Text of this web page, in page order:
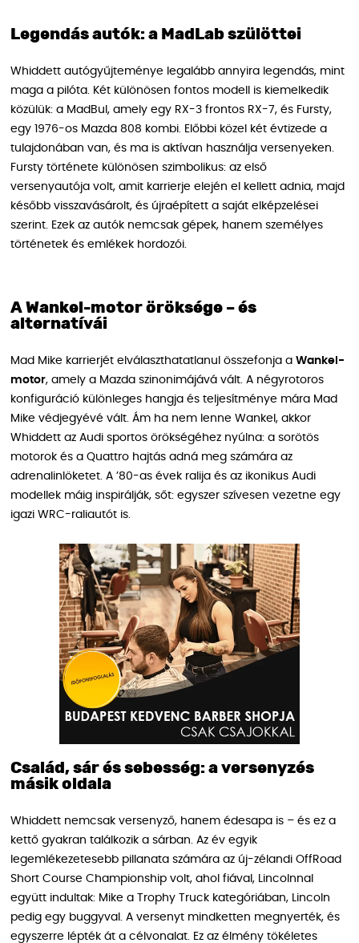
Legendás autók: a MadLab szülöttei
Whiddett autógyűjteménye legalább annyira legendás, mint
maga a pilóta. Két különösen fontos modell is kiemelkedik
közülük: a MadBul, amely egy RX-3 frontos RX-7, és Fursty,
egy 1976-os Mazda 808 kombi. Előbbi közel két évtizede a
tulajdonában van, és ma is aktívan használja versenyeken.
Fursty története különösen szimbolikus: az első
versenyautója volt, amit karrierje elején el kellett adnia, majd
később visszavásárolt, és újraépített a saját elképzelései
szerint. Ezek az autók nemcsak gépek, hanem személyes
történetek és emlékek hordozói.
A Wankel-motor öröksége – és
alternatívái
Mad Mike karrierjét elválaszthatatlanul összefonja a Wankel-
motor, amely a Mazda szinonimájává vált. A négyrotoros
konfiguráció különleges hangja és teljesítménye mára Mad
Mike védjegyévé vált. Ám ha nem lenne Wankel, akkor
Whiddett az Audi sportos örökségéhez nyúlna: a sorötös
motorok és a Quattro hajtás adná meg számára az
adrenalinlöketet. A ’80-as évek ralija és az ikonikus Audi
modellek máig inspirálják, sőt: egyszer szívesen vezetne egy
igazi WRC-raliautót is.
Család, sár és sebesség: a versenyzés
másik oldala
Whiddett nemcsak versenyző, hanem édesapa is – és ez a
kettő gyakran találkozik a sárban. Az év egyik
legemlékezetesebb pillanata számára az új-zélandi OffRoad
Short Course Championship volt, ahol fiával, Lincolnnal
együtt indultak: Mike a Trophy Truck kategóriában, Lincoln
pedig egy buggyval. A versenyt mindketten megnyerték, és
egyszerre lépték át a célvonalat. Ez az élmény tökéletes